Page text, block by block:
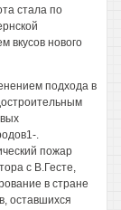
стала по
вкусов нового
подхода в
.
пожар
с В.Гесте,
в стране
оставшихся